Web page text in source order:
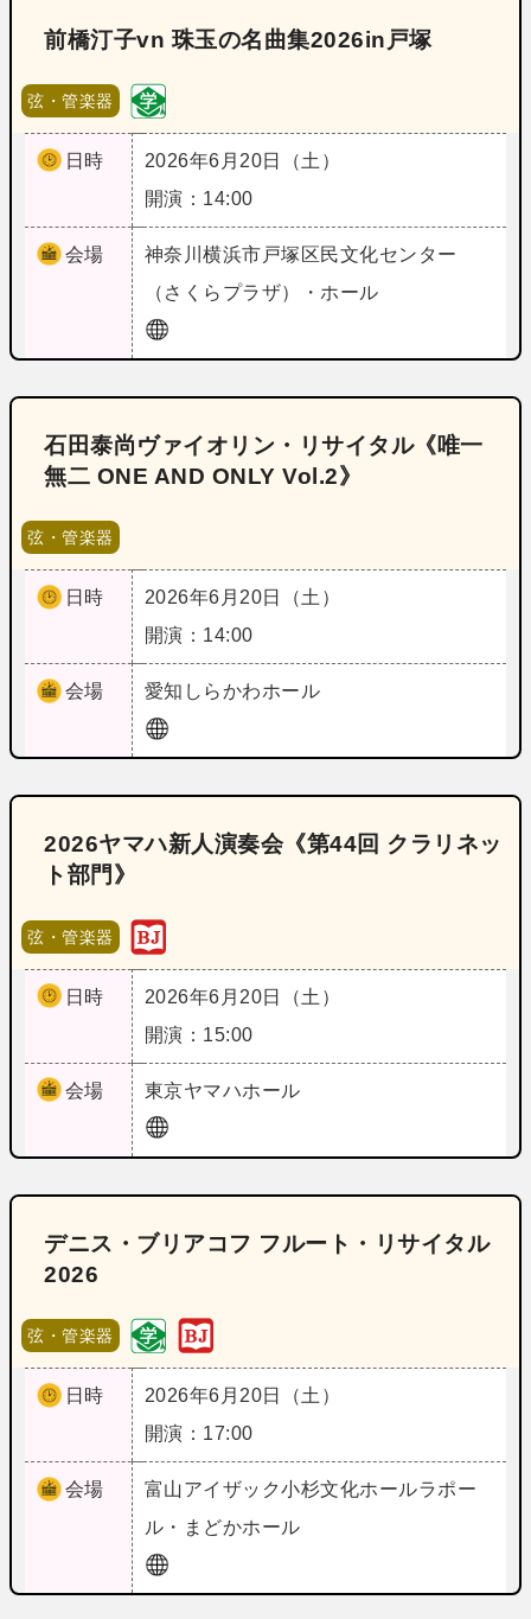
前橋汀子vn 珠玉の名曲集2026in戸塚
弦・管楽器
日時
2026年6月20日（土）
開演：14:00
会場 神奈川横浜市戸塚区民文化センター
（さくらプラザ）・ホール
石田泰尚ヴァイオリン・リサイタル《唯一
無二 ONE AND ONLY Vol.2》
弦・管楽器
日時
2026年6月20日（土）
開演：14:00
会場 愛知 しらかわホール
2026ヤマハ新人演奏会《第44回 クラリネッ
ト部門》
弦・管楽器
日時
2026年6月20日（土）
開演：15:00
会場 東京ヤマハホール
デニス・ブリアコフ フルート・リサイタル
2026
弦・管楽器
日時
2026年6月20日（土）
開演：17:00
会場 富山アイザック小杉文化ホールラポー
ル・まどかホール